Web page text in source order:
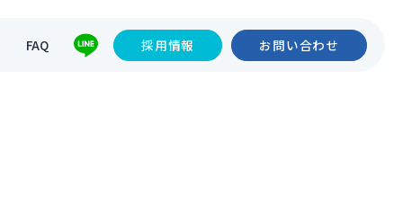
FAQ 採用情報 お問い合わせ